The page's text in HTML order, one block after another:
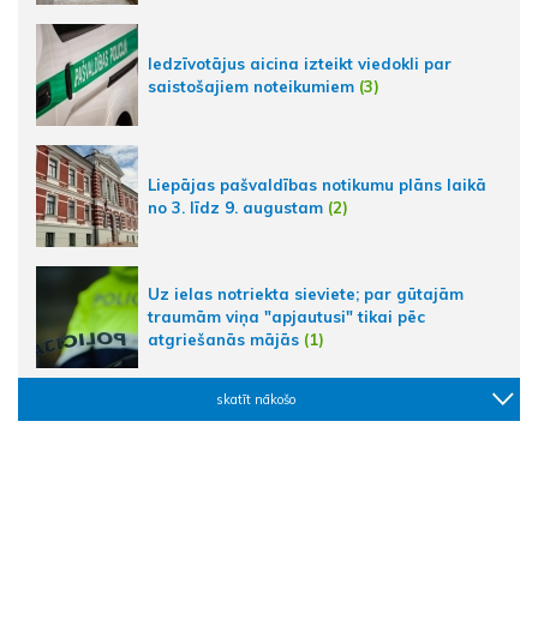
Iedzīvotājus aicina izteikt viedokli par
saistošajiem noteikumiem (3)
Liepājas pašvaldības notikumu plāns laikā
no 3. līdz 9. augustam (2)
Uz ielas notriekta sieviete; par gūtajām
traumām viņa "apjautusi" tikai pēc
atgriešanās mājās (1)
skatīt nākošo